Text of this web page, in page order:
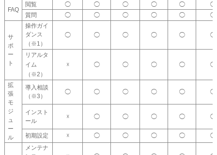
FAQ
閲覧 ◯ ◯ ◯ ◯ ◯
◯
質問
◯ ◯ ◯ ◯ ◯ ◯
サ
ポ
ー
ト
操作ガイ
ダンス
（※1）
◯ ◯ ◯ ◯ ◯ ◯
リアルタ
イム
（※2）
☓ ◯ ◯ ◯ ◯ ◯
拡
張
モ
ジ
ュ
ー
ル
導入相談
（※3）
◯ ◯ ◯ ◯ ◯ ◯
インスト
ール
☓ ◯ ◯ ◯ ◯ ◯
初期設定 ☓ ◯ ◯ ◯ ◯ ◯
メンテナ